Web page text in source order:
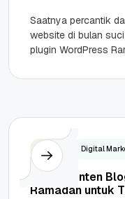
Saatnya percantik
website di bulan
plugin WordPress
atau...
Bisnis Digital
10 Ide Konten
Ramadan untuk